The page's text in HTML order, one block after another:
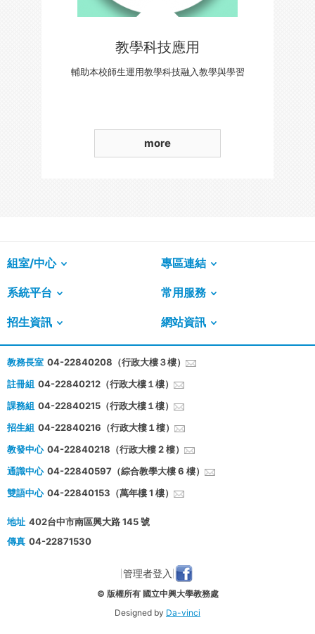
教學科技應用
輔助本校師生運用教學科技融入教學與學習
more
組室/中心 專區連結
系統平台 常用服務
招生資訊 網站資訊
教務長室 04-22840208（行政大樓３樓）
註冊組 04-22840212（行政大樓１樓）
課務組 04-22840215（行政大樓１樓）
招生組 04-22840216（行政大樓１樓）
教發中心 04-22840218（行政大樓 2 樓）
通識中心 04-22840597（綜合教學大樓 6 樓）
雙語中心 04-22840153（萬年樓 1 樓）
地址 402台中市南區興大路 145 號
傳真 04-22871530
管理者登入
© 版權所有 國立中興大學教務處
Designed by Da-vinci